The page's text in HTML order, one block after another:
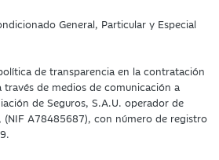
General, Particular y Especial
de transparencia en la contratación
de medios de comunicación a
de Seguros, S.A.U. operador de
(NIF A78485687), con número de registro